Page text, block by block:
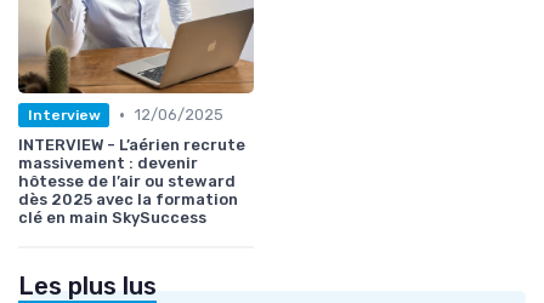
Interview • 12/06/2025
INTERVIEW - L’aérien recrute
massivement : devenir
hôtesse de l’air ou steward
dès 2025 avec la formation
clé en main SkySuccess
Les plus lus